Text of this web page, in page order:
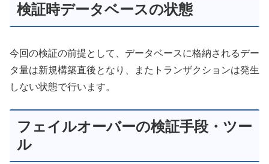
検証時データベースの状態
今回の検証の前提として、データベースに格納されるデー
タ量は新規構築直後となり、またトランザクションは発生
しない状態で行います。
フェイルオーバーの検証手段・ツー
ル